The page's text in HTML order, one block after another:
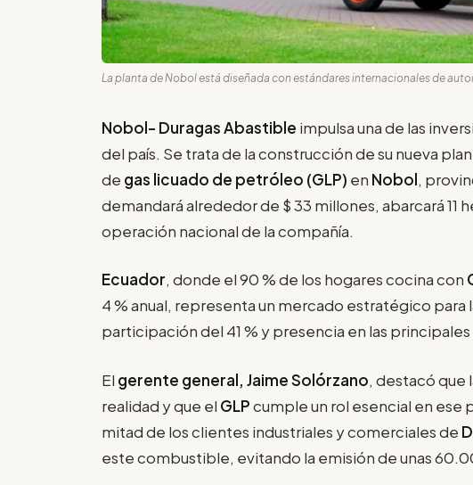
La planta de Nobol está diseñada con estándares internacionales de
Nobol- Duragas Abastible impulsa una de las
del país. Se trata de la construcción de su nueva
de gas licuado de petróleo (GLP) en Nobol,
demandará alrededor de $ 33 millones, abarcará 11
operación nacional de la compañía.
Ecuador, donde el 90 % de los hogares cocina con
4 % anual, representa un mercado estratégico para
participación del 41 % y presencia en las
El gerente general, Jaime Solórzano, destacó que
realidad y que el GLPcumple un rol esencial en ese
mitad de los clientes industriales y comerciales de
este combustible, evitando la emisión de unas